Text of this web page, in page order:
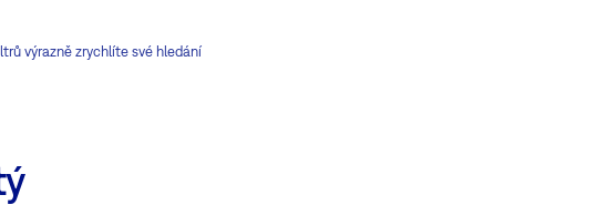
výrazně zrychlíte své hledání